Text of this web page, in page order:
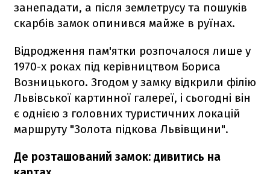
занепадати, а після землетрусу та пошуків
скарбів замок опинився майже в руїнах.
Відродження пам'ятки розпочалося лише у
1970-х роках під керівництвом Бориса
Возницького. Згодом у замку відкрили філію
Львівської картинної галереї, і сьогодні він
є однією з головних туристичних локацій
маршруту "Золота підкова Львівщини".
Де розташований замок: дивитись на